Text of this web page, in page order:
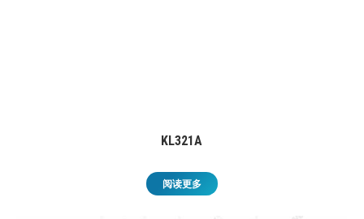
KL321A
阅读更多